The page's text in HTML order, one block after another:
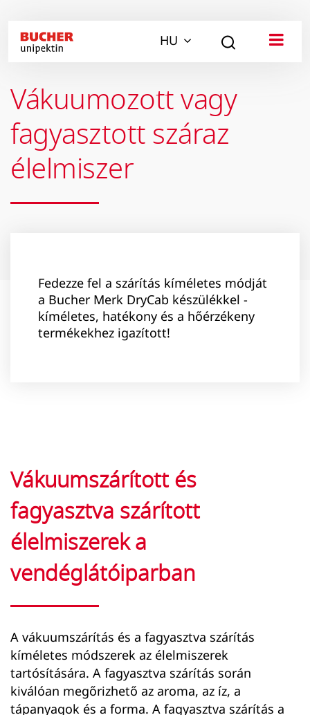
HU
Vákuumozott vagy
fagyasztott száraz
élelmiszer
Fedezze fel a szárítás kíméletes módját
a Bucher Merk DryCab készülékkel -
kíméletes, hatékony és a hőérzékeny
termékekhez igazított!
Vákuumszárított és
fagyasztva szárított
élelmiszerek a
vendéglátóiparban
A vákuumszárítás és a fagyasztva szárítás
kíméletes módszerek az élelmiszerek
tartósítására. A fagyasztva szárítás során
kiválóan megőrizhető az aroma, az íz, a
tápanyagok és a forma. A fagyasztva szárítás a